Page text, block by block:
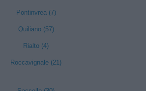
Pontinvrea (7)
Quiliano (57)
Rialto (4)
Roccavignale (21)